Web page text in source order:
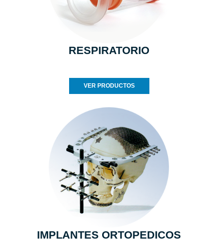
RESPIRATORIO
VER PRODUCTOS
IMPLANTES ORTOPEDICOS